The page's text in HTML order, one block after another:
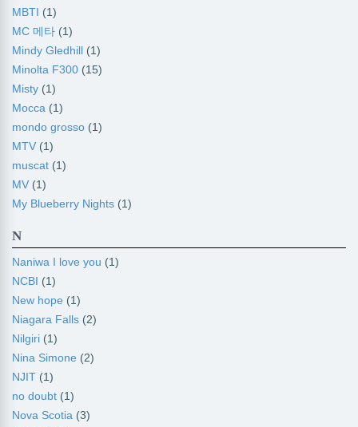
MBTI (1)
MC 메타 (1)
Mindy Gledhill (1)
Minolta F300 (15)
Misty (1)
Mocca (1)
mondo grosso (1)
MTV (1)
muscat (1)
MV (1)
My Blueberry Nights (1)
N
Naniwa I love you (1)
NCBI (1)
New hope (1)
Niagara Falls (2)
Nilgiri (1)
Nina Simone (2)
NJIT (1)
no doubt (1)
Nova Scotia (3)